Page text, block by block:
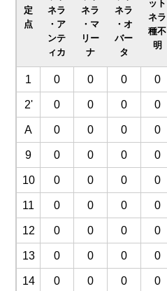
定
点
ネラ
・ア
ンテ
ィカ
ネラ
・マ
リー
ナ
ネラ
・オ
バー
タ
ット
ネラ
種不
明
1 0 0 0 0
2' 0 0 0 0
A 0 0 0 0
9 0 0 0 0
10 0 0 0 0
11 0 0 0 0
12 0 0 0 0
13 0 0 0 0
14 0 0 0 0